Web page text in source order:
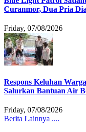
Curanmor, Dua Pria
Friday, 07/08/2026
Respons Keluhan
Salurkan Bantuan Air
Friday, 07/08/2026
Berita Lainnya ....